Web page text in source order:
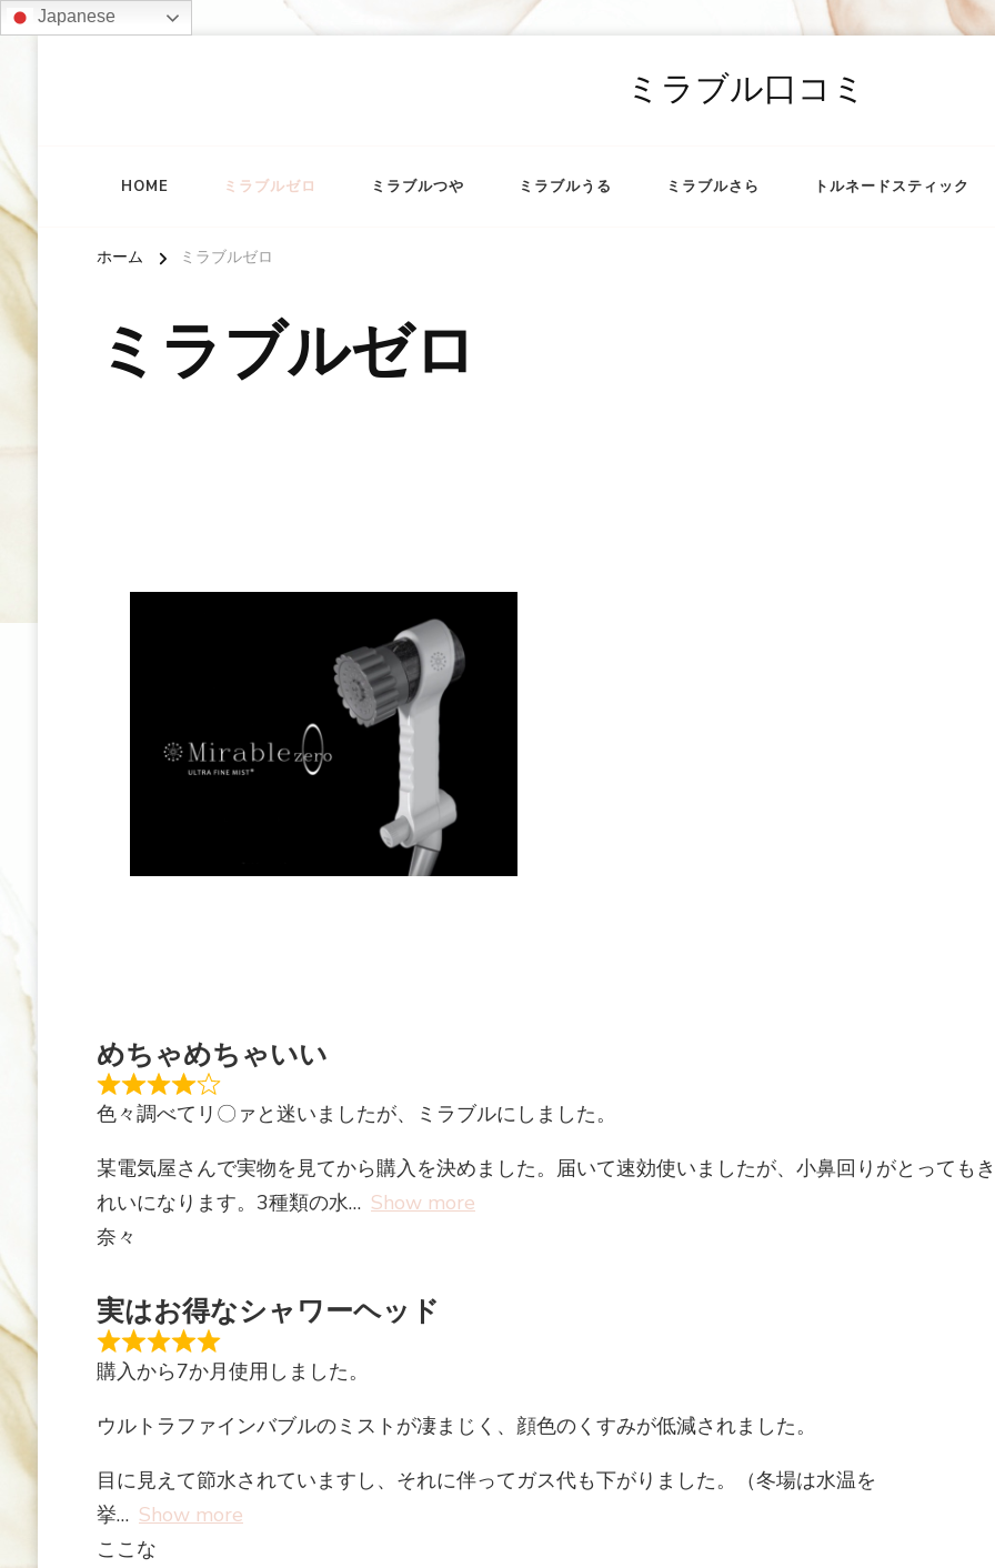
Japanese
ミラブル口コミ
HOME ミラブルゼロ ミラブルつや ミラブルうる ミラブルさら トルネードスティック
ホーム ミラブルゼロ
ミラブルゼロ
めちゃめちゃいい
色々調べてリ〇ァと迷いましたが、ミラブルにしました。
某電気屋さんで実物を見てから購入を決めました。届いて速効使いましたが、小鼻回りがとってもき
れいになります。3種類の水
Show more
奈々
実はお得なシャワーヘッド
購入から7か月使用しました。
ウルトラファインバブルのミストが凄まじく、顔色のくすみが低減されました。
目に見えて節水されていますし、それに伴ってガス代も下がりました。（冬場は水温を
挙
Show more
ここな